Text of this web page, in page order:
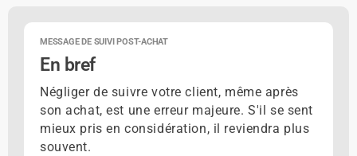
MESSAGE DE SUIVI POST-ACHAT
En bref
Négliger de suivre votre client, même après
son achat, est une erreur majeure. S'il se sent
mieux pris en considération, il reviendra plus
souvent.